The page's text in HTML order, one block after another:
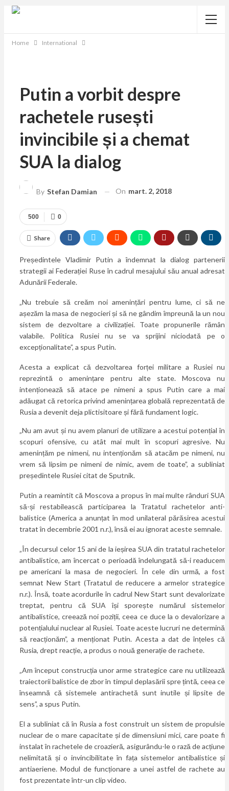
Home International
Putin a vorbit despre
rachetele rusești
invincibile și a chemat
SUA la dialog
By Stefan Damian On mart. 2, 2018
0
500
Share
Președintele Vladimir Putin a îndemnat la dialog partenerii
strategii ai Federației Ruse în cadrul mesajului său anual adresat
Adunării Federale.
„Nu trebuie să creăm noi amenințări pentru lume, ci să ne
așezăm la masa de negocieri și să ne gândim împreună la un nou
sistem de dezvoltare a civilizației. Toate propunerile rămân
valabile. Politica Rusiei nu se va sprijini niciodată pe o
excepționalitate”, a spus Putin.
Acesta a explicat că dezvoltarea forței militare a Rusiei nu
reprezintă o amenințare pentru alte state. Moscova nu
intenționează să atace pe nimeni a spus Putin care a mai
adăugat că retorica privind amenințarea globală reprezentată de
Rusia a devenit deja plictisitoare și fără fundament logic.
„Nu am avut și nu avem planuri de utilizare a acestui potențial în
scopuri ofensive, cu atât mai mult în scopuri agresive. Nu
amenințăm pe nimeni, nu intenționăm să atacăm pe nimeni, nu
vrem să lipsim pe nimeni de nimic, avem de toate”, a subliniat
președintele Rusiei citat de Sputnik.
Putin a reamintit că Moscova a propus în mai multe rânduri SUA
să-și restabilească participarea la Tratatul rachetelor anti-
balistice (America a anunțat în mod unilateral părăsirea acestui
tratat în decembrie 2001 n.r.), însă ei au ignorat aceste semnale.
„În decursul celor 15 ani de la ieșirea SUA din tratatul rachetelor
antibalistice, am încercat o perioadă îndelungată să-i readucem
pe americani la masa de negocieri. În cele din urmă, a fost
semnat New Start (Tratatul de reducere a armelor strategice
n.r.). Însă, toate acordurile în cadrul New Start sunt devalorizate
treptat, pentru că SUA își sporește numărul sistemelor
antibalistice, creează noi poziții, ceea ce duce la o devalorizare a
potențialului nuclear al Rusiei. Toate aceste lucruri ne determină
să reacționăm”, a menționat Putin. Acesta a dat de înțeles că
Rusia, drept reacție, a produs o nouă generație de rachete.
„Am început construcția unor arme strategice care nu utilizează
traiectorii balistice de zbor în timpul deplasării spre țintă, ceea ce
înseamnă că sistemele antirachetă sunt inutile și lipsite de
sens”, a spus Putin.
El a subliniat că în Rusia a fost construit un sistem de propulsie
nuclear de o mare capacitate și de dimensiuni mici, care poate fi
instalat în rachetele de croazieră, asigurându-le o rază de acțiune
nelimitată și o invincibilitate în fața sistemelor antibalistice și
antiaeriene. Modul de funcționare a unei astfel de rachete au
fost prezentate într-un clip video.